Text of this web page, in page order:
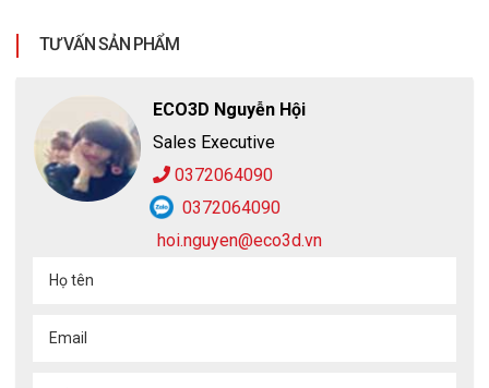
TƯ VẤN SẢN PHẨM
ECO3D Nguyễn Hội
Sales Executive
0372064090
0372064090
hoi.nguyen@eco3d.vn
Họ tên
Email